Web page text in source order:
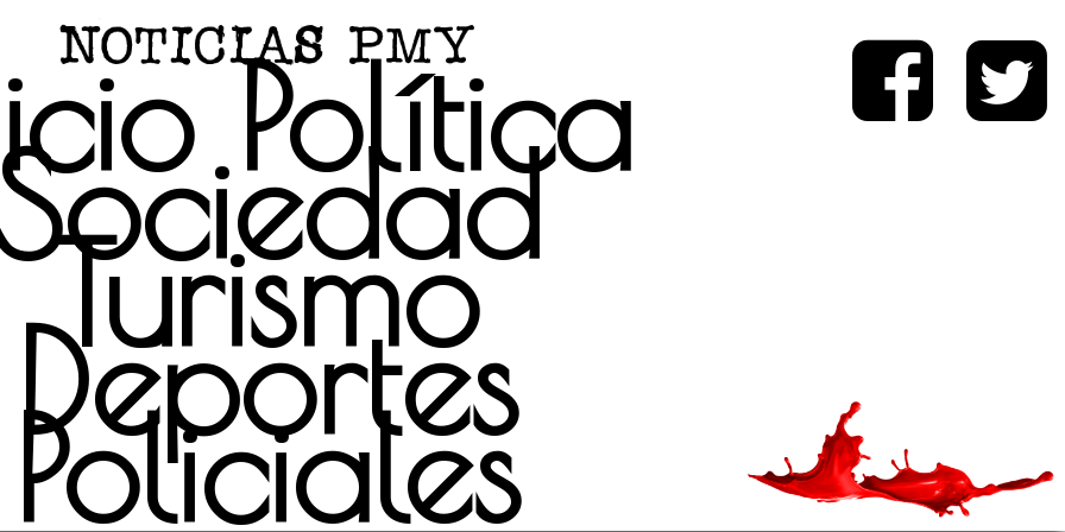
Política
Turismo
Deportes
Policiales